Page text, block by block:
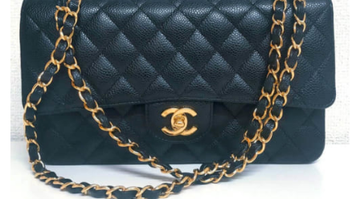
宅配買取を申し込む
無料の宅配キットをお届けします